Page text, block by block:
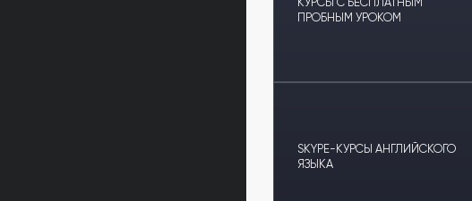
ПРОБНЫМ УРОКОМ
SKYPE-КУРСЫ АНГЛИЙСКОГО
ЯЗЫКА